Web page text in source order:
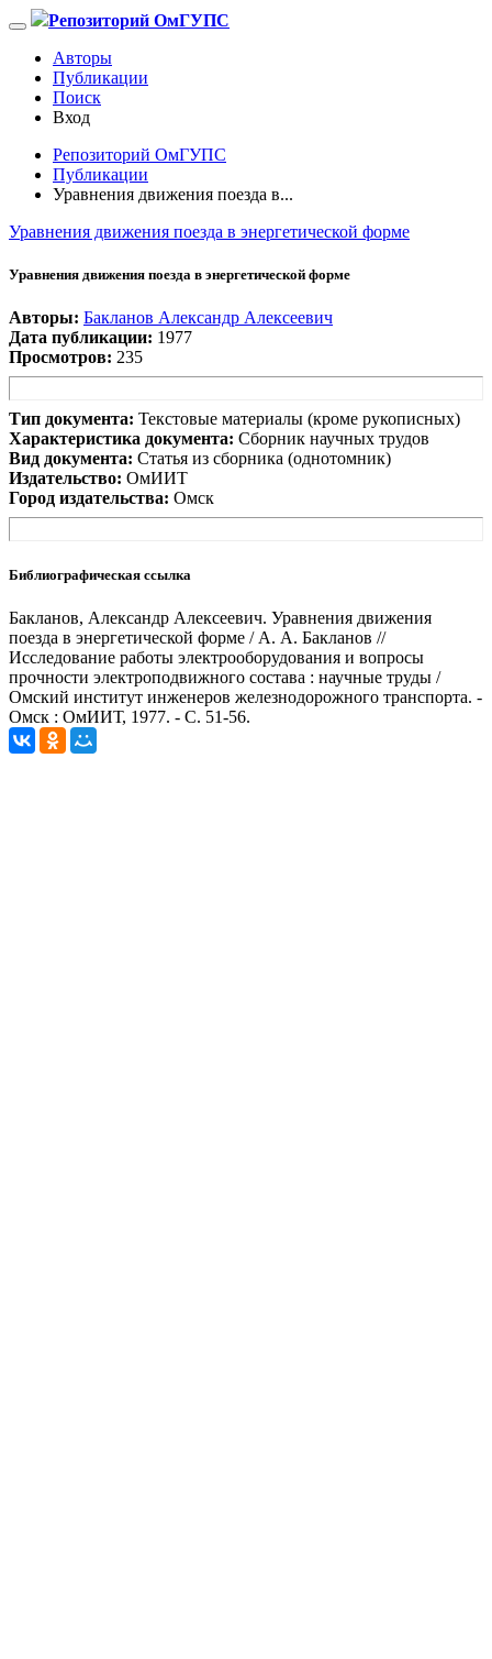
Репозиторий ОмГУПС
Авторы
Публикации
Поиск
Вход
Репозиторий ОмГУПС
Публикации
Уравнения движения поезда в...
Уравнения движения поезда в энергетической форме
Уравнения движения поезда в энергетической форме
Авторы: Бакланов Александр Алексеевич
Дата публикации: 1977
Просмотров: 235
Тип документа: Текстовые материалы (кроме рукописных)
Характеристика документа: Сборник научных трудов
Вид документа: Статья из сборника (однотомник)
Издательство: ОмИИТ
Город издательства: Омск
Библиографическая ссылка
Бакланов, Александр Алексеевич. Уравнения движения
поезда в энергетической форме / А. А. Бакланов //
Исследование работы электрооборудования и вопросы
прочности электроподвижного состава : научные труды /
Омский институт инженеров железнодорожного транспорта. -
Омск : ОмИИТ, 1977. - С. 51-56.